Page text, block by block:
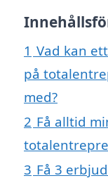
1 Vad kan
på
med?
2 Få alltid
3 Få 3